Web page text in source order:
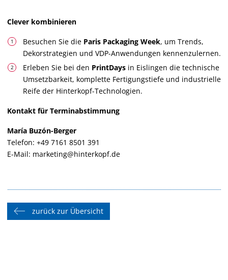
Clever kombinieren
Besuchen Sie die Paris Packaging Week, um Trends,
Dekorstrategien und VDP-Anwendungen kennenzulernen.
Erleben Sie bei den PrintDays in Eislingen die technische
Umsetzbarkeit, komplette Fertigungstiefe und industrielle
Reife der Hinterkopf-Technologien.
Kontakt für Terminabstimmung
María Buzón-Berger
Telefon: +49 7161 8501 391
E-Mail: marketing@hinterkopf.de
zurück zur Übersicht